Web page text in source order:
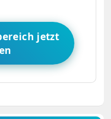
jetzt